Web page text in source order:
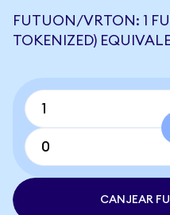
FUTUON/VRTON: 1
TOKENIZED)
CANJEAR